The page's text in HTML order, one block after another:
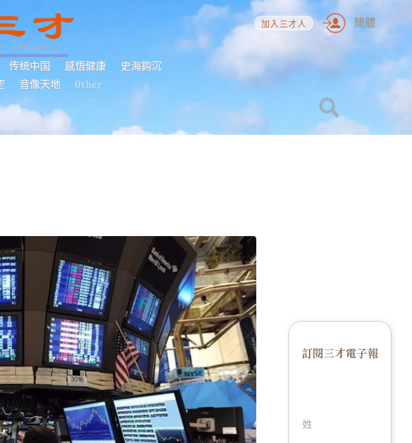
传统中国 感悟健康
史海鈎沉
音像天地 Other
加入三才人 簡體
訂閱三才電子報